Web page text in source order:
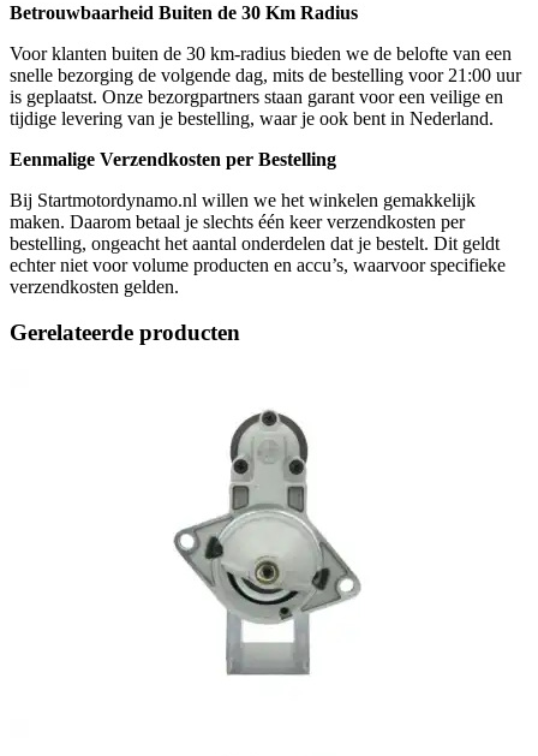
Betrouwbaarheid Buiten de 30 Km Radius
Voor klanten buiten de 30 km-radius bieden we de belofte van een
snelle bezorging de volgende dag, mits de bestelling voor 21:00 uur
is geplaatst. Onze bezorgpartners staan garant voor een veilige en
tijdige levering van je bestelling, waar je ook bent in Nederland.
Eenmalige Verzendkosten per Bestelling
Bij Startmotordynamo.nl willen we het winkelen gemakkelijk
maken. Daarom betaal je slechts één keer verzendkosten per
bestelling, ongeacht het aantal onderdelen dat je bestelt. Dit geldt
echter niet voor volume producten en accu’s, waarvoor specifieke
verzendkosten gelden.
Gerelateerde producten